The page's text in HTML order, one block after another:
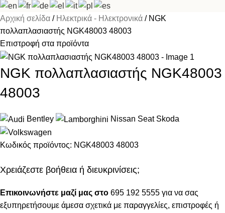
Αρχική σελίδα Ηλεκτρικά - Ηλεκτρονικά
NGK
πολλαπλασιαστής NGK48003 48003
Επιστροφή στα προϊόντα
NGK πολλαπλασιαστής NGK48003
48003
Bentley Nissan Seat Skoda
Κωδικός προϊόντος: NGK48003 48003
Χρειάζεστε βοήθεια ή διευκρινίσεις;
Επικοινωνήστε μαζί μας στο 695 192 5555 για να σας
εξυπηρετήσουμε άμεσα σχετικά με παραγγελίες, επιστροφές ή